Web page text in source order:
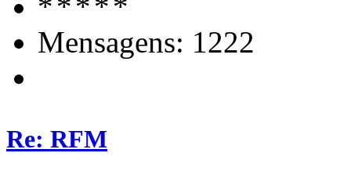
Mensagens: 1222
Re: RFM